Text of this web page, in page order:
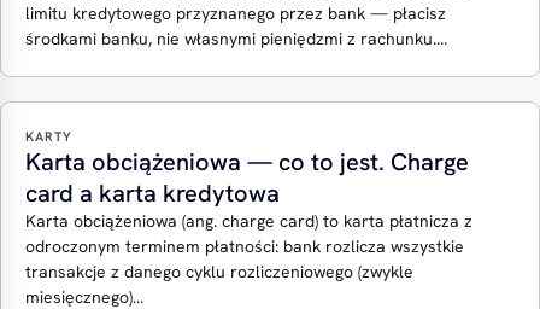
limitu kredytowego przyznanego przez bank — płacisz
środkami banku, nie własnymi pieniędzmi z rachunku.…
KARTY
Karta obciążeniowa — co to jest. Charge
card a karta kredytowa
Karta obciążeniowa (ang. charge card) to karta płatnicza z
odroczonym terminem płatności: bank rozlicza wszystkie
transakcje z danego cyklu rozliczeniowego (zwykle
miesięcznego)…